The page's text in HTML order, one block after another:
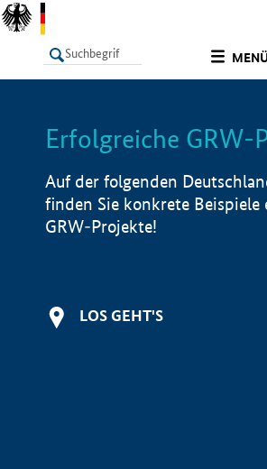
LISTE
Erfolgreiche GRW-
Auf der folgenden
finden Sie konkrete Beispiele
GRW-Projekte!
LOS GEHT'S